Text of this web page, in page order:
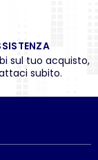
sul tuo acquisto,
subito.